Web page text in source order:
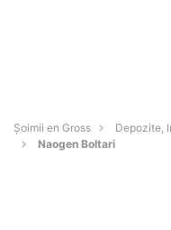
Șoimii en Gross
Depozite,
Naogen Boltari